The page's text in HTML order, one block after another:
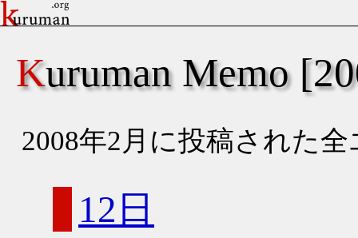
Kuruman Memo
2008年2月に投稿された
12日